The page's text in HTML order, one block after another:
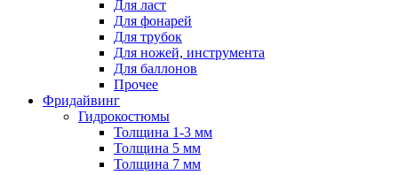
Для ласт
Для фонарей
Для трубок
Для ножей, инструмента
Для баллонов
Прочее
Фридайвинг
Гидрокостюмы
Толщина 1-3 мм
Толщина 5 мм
Толщина 7 мм